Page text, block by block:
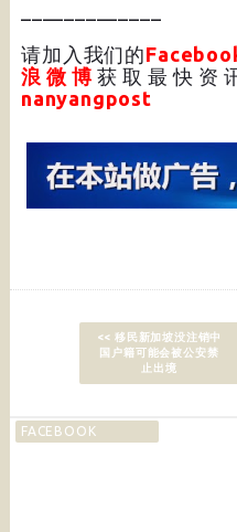
请加入我们的
浪微博 获取最快资
nanyangpost
<< 移民新加坡没注销中
国户籍可能会被公安禁
止出境
FACEBOOK